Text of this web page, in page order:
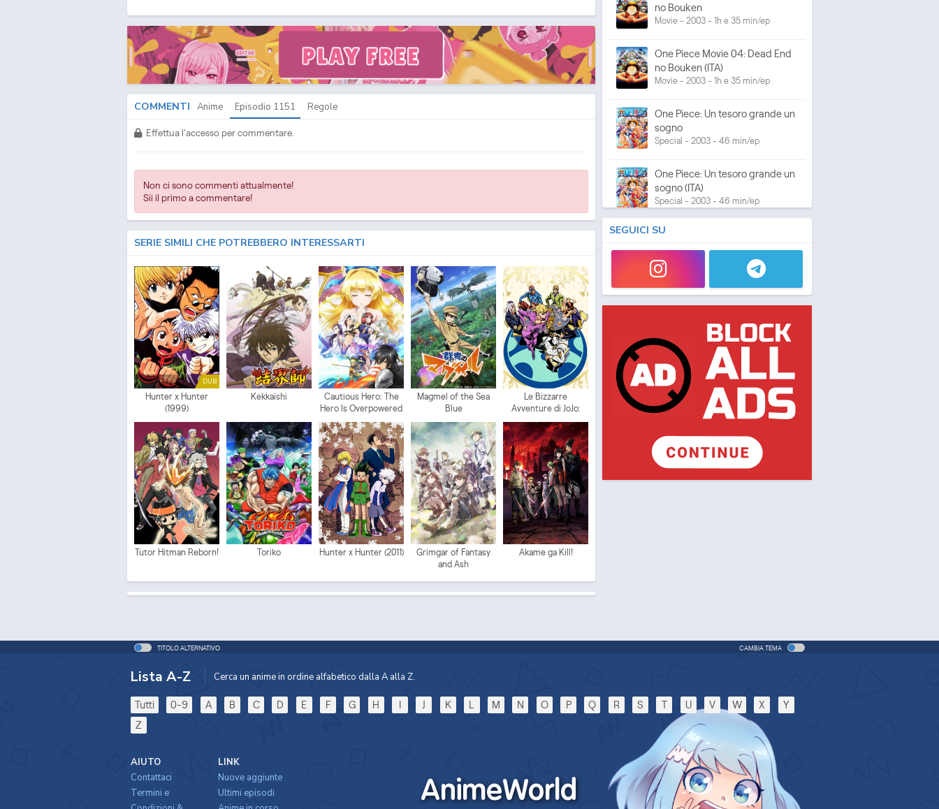
COMMENTI Anime Episodio 1151 Regole
Effettua l'accesso per commentare.
Non ci sono commenti attualmente!
Sii il primo a commentare!
SERIE SIMILI CHE POTREBBERO INTERESSARTI
DUB
Hunter x Hunter
(1999)
Kekkaishi
Cautious Hero: The
Hero Is Overpowered
but Overly Cautious
Magmel of the Sea
Blue
Le Bizzarre
Avventure di JoJo:
Vento Aureo
Tutor Hitman Reborn! Toriko Hunter x Hunter (2011)
Grimgar of Fantasy
and Ash
Akame ga Kill!
no Bouken
Movie - 2003 - 1h e 35 min/ep
One Piece Movie 04: Dead End
no Bouken (ITA)
Movie - 2003 - 1h e 35 min/ep
One Piece: Un tesoro grande un
sogno
Special - 2003 - 46 min/ep
One Piece: Un tesoro grande un
sogno (ITA)
Special - 2003 - 46 min/ep
One Piece: L'ultima esibizione
One Piece: L'ultima esibizione
(ITA)
One Piece Movie 05:
Norowareta Seiken
Movie - 2004 - 1h e 35 min/ep
One Piece Movie 05:
Movie - 2004 - 1h e 35 min/ep
One Piece Movie 06: Omatsuri
Special - 2005 - 42 min/ep
One Piece Movie 07: Karakuri-
jou no Mecha Kyohei
Movie - 2006 - 1h e 34 min/ep
One Piece Movie 07: Karakuri-
SEGUICI SU
TITOLO ALTERNATIVO CAMBIA TEMA
Lista A-Z Cerca un anime in ordine alfabetico dalla A alla Z.
Tutti 0-9 A B C D E F G H I J K L M N O P Q R S T U V W X
Y
Z
AnimeWorld
AIUTO
Contattaci
Termini e
LINK
Nuove aggiunte
Ultimi episodi